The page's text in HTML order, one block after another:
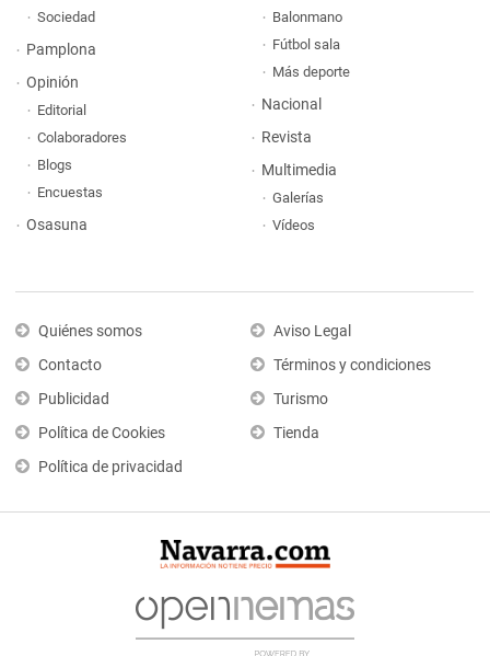
Sociedad
Pamplona
Opinión
Editorial
Colaboradores
Blogs
Encuestas
Osasuna
Balonmano
Fútbol sala
Más deporte
Nacional
Revista
Multimedia
Galerías
Vídeos
Quiénes somos
Contacto
Publicidad
Política de Cookies
Política de privacidad
Aviso Legal
Términos y condiciones
Turismo
Tienda